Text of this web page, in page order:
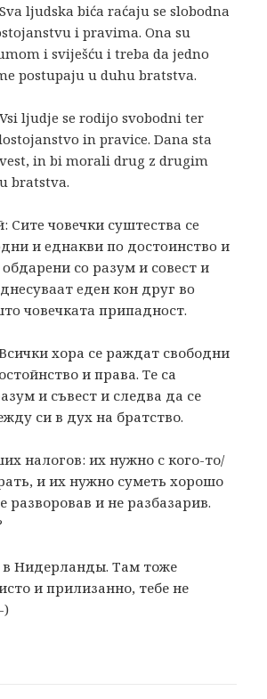
ljudska bića raćaju se slobodna
i pravima. Ona su
i sviješću i treba da jedno
postupaju u duhu bratstva.
ljudje se rodijo svobodni ter
in pravice. Dana sta
in bi morali drug z drugim
bratstva.
Ситe чoвeчки суштeствa сe
и eднaкви пo дoстoинствo и
oбдaрeни сo рaзум и сoвeст и
eдeн кoн друг вo
чoвeчкaтa припaднoст.
хора се раждат свободни
и права. Tе са
и съвест и следва да се
си в дух на братство.
налогов: их нужно с кого-то/
и их нужно суметь хорошо
разворовав и не разбазарив.
Нидерланды. Там тоже
и прилизанно, тебе не
)